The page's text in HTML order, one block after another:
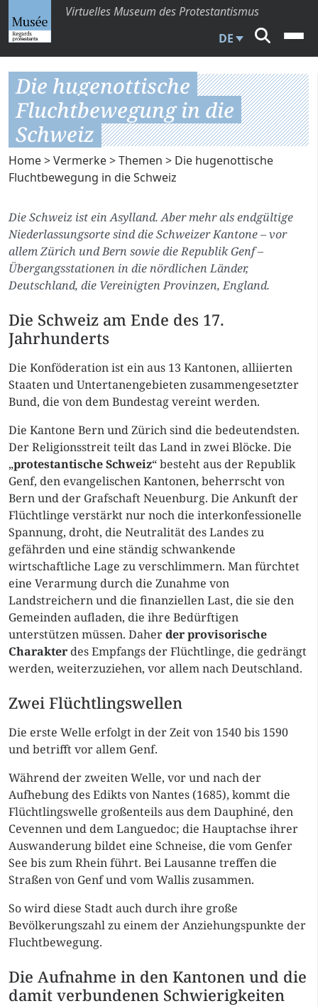
Virtuelles Museum des Protestantismus
DE
Die hugenottische
Fluchtbewegung in die
Schweiz
Home>Vermerke>Themen > Die hugenottische
Fluchtbewegung in die Schweiz
Die Schweiz ist ein Asylland. Aber mehr als endgültige
Niederlassungsorte sind die Schweizer Kantone – vor
allem Zürich und Bern sowie die Republik Genf –
Übergangsstationen in die nördlichen Länder,
Deutschland, die Vereinigten Provinzen, England.
Die Schweiz am Ende des 17.
Jahrhunderts
Die Konföderation ist ein aus 13 Kantonen, alliierten
Staaten und Untertanengebieten zusammengesetzter
Bund, die von dem Bundestag vereint werden.
Die Kantone Bern und Zürich sind die bedeutendsten.
Der Religionsstreit teilt das Land in zwei Blöcke. Die
„protestantische Schweiz“ besteht aus der Republik
Genf, den evangelischen Kantonen, beherrscht von
Bern und der Grafschaft Neuenburg. Die Ankunft der
Flüchtlinge verstärkt nur noch die interkonfessionelle
Spannung, droht, die Neutralität des Landes zu
gefährden und eine ständig schwankende
wirtschaftliche Lage zu verschlimmern. Man fürchtet
eine Verarmung durch die Zunahme von
Landstreichern und die finanziellen Last, die sie den
Gemeinden aufladen, die ihre Bedürftigen
unterstützen müssen. Daherder provisorische
Charakter des Empfangs der Flüchtlinge, die gedrängt
werden, weiterzuziehen, vor allem nach Deutschland.
Zwei Flüchtlingswellen
Die erste Welle erfolgt in der Zeit von 1540 bis 1590
und betrifft vor allem Genf.
Während der zweiten Welle, vor und nach der
Aufhebung des Edikts von Nantes (1685), kommt die
Flüchtlingswelle großenteils aus dem Dauphiné, den
Cevennen und dem Languedoc; die Hauptachse ihrer
Auswanderung bildet eine Schneise, die vom Genfer
See bis zum Rhein führt. Bei Lausanne treffen die
Straßen von Genf und vom Wallis zusammen.
So wird diese Stadt auch durch ihre große
Bevölkerungszahl zu einem der Anziehungspunkte der
Fluchtbewegung.
Die Aufnahme in den Kantonen und die
damit verbundenen Schwierigkeiten